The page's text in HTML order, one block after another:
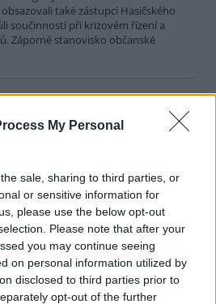
My Personal
sale, sharing to third parties, or
or sensitive information for
please use the below opt-out
Please note that after your
you may continue seeing
on personal information utilized by
disclosed to third parties prior to
opt-out of the further
také zástupci Hasičského
součinnosti při krizovém řízení a
Záporné stanovisko občanské
vysoké pece v největší
nařídil největší italské ocelárně
kvůli znečišťování azbestem a
jemným polétavým prachem
vypnout vysoké pece.
(ADI) z jihoitalského města Taranto
dnů od doručení rozsudku, informují
Pokud chce firma provoz obnovit,
zbývající azbest z vysokých pecí a
jemných polétavých prachů PM10 a